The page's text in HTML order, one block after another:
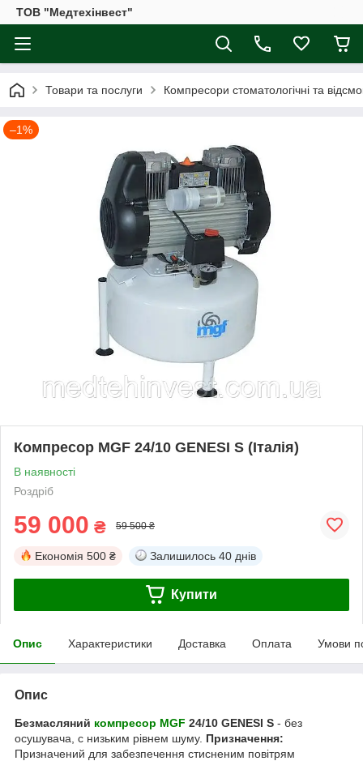
ТОВ "Медтехінвест"
Товари та послуги Компресори стоматологічні та
–1%
Компресор MGF 24/10 GENESI S (Італія)
В наявності
Роздріб
59 000 ₴ 59 500 ₴
Економія 500 ₴ Залишилось 40 днів
Купити
Опис Характеристики Доставка Оплата Умови
Опис
Безмасляний компресор MGF 24/10 GENESI S - без
осушувача, с низьким рівнем шуму. Призначення:
Призначений для забезпечення стисненим повітрям